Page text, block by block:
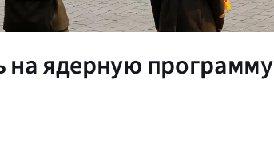
на ядерную программу